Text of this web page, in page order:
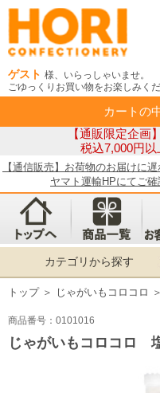
ゲスト 様、いらっしゃいませ。
ごゆっくりお買い物をお楽しみくだ
カートの
【通販限定企画
税込7,000円
【通信販売】お荷物のお届けに
ヤマト運輸HPにてご確
カテゴリから探す
トップ ＞ じゃがいもコロコロ ＞
商品番号：0101016
じゃがいもコロコロ